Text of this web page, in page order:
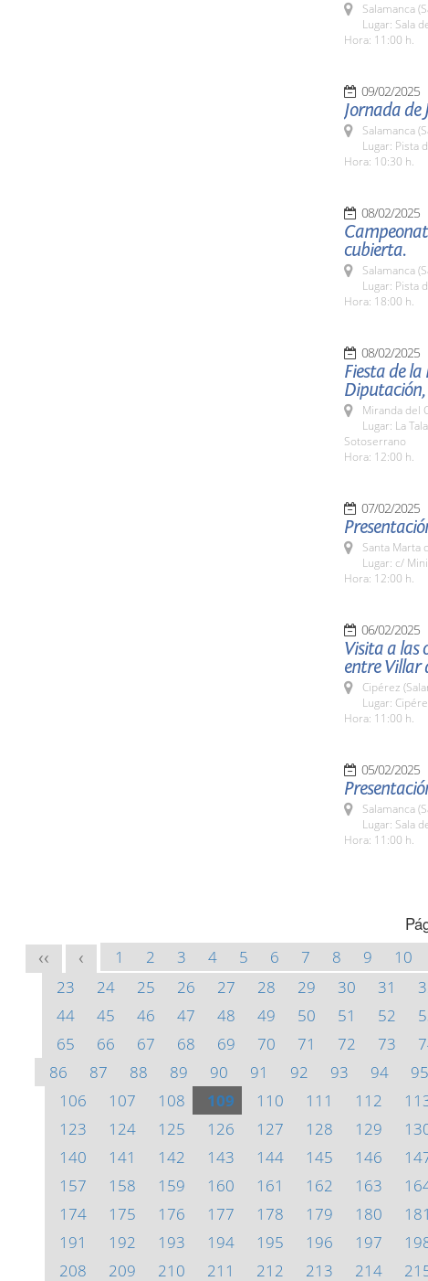
Salamanca
Lugar: Sala
Hora: 11:00 h.
09/02/2025
Jornada de
Salamanca
Lugar: Pista
Hora: 10:30 h.
08/02/2025
cubierta.
Salamanca
Lugar: Pista
Hora: 18:00 h.
08/02/2025
Fiesta de
Diputación,
Miranda del
Lugar: La
Sotoserrano
Hora: 12:00 h.
07/02/2025
Santa Marta
Lugar: c/
Hora: 12:00 h.
06/02/2025
Visita a las
entre Villar
Cipérez
Lugar:
Hora: 11:00 h.
05/02/2025
Salamanca
Lugar: Sala
Hora: 11:00 h.
<< < 1 2 3 4 5 6 7 8 9 10
23
24 25 26 27 28 29 30 31
44
45 46 47 48 49 50 51 52
65
66 67 68 69 70 71 72 73
86
87 88 89 90 91 92 93 94 95
106
107 108 109 110 111 112
123
124 125 126 127 128 129
140
141 142 143 144 145 146
157
158 159 160 161 162 163
174
175 176 177 178 179 180 181
191
192 193 194 195 196 197
208
209 210 211 212 213 214